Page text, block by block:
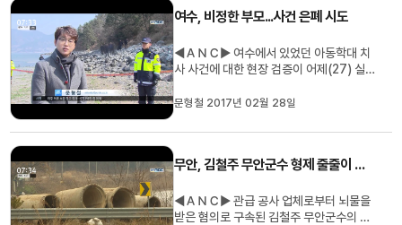
장이 삼일절까지 2박 3일 동안...
여수, 비정한 부모...사건 은폐 시도
◀ＡＮＣ▶ 여수에서 있었던 아동학대 치
사 사건에 대한 현장 검증이 어제(27) 실시
기 위해 치밀한 계획을 세웠던 사실도 드러
ＣＲ▶ 자신의 두 살배기 아들을 폭행해 숨
살 강 모 씨. 어제(27) 진행된...
문형철 2017년 02월 28일
무안, 김철주 무안군수 형제 줄줄이 수사
◀ＡＮＣ▶ 관급 공사 업체로부터 뇌물을
받은 혐의로 구속된 김철주 무안군수의 친